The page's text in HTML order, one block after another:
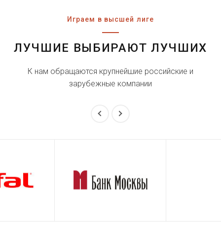
Играем в высшей лиге
ЛУЧШИЕ ВЫБИРАЮТ ЛУЧШИХ
К нам обращаются крупнейшие российские и
зарубежные компании